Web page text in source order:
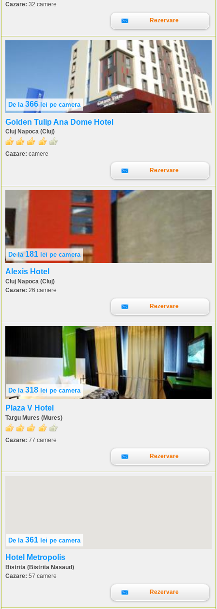
Cazare: 32 camere
Rezervare
De la 366 lei pe camera
Golden Tulip Ana Dome Hotel
Cluj Napoca (Cluj)
Cazare: camere
Rezervare
De la 181 lei pe camera
Alexis Hotel
Cluj Napoca (Cluj)
Cazare: 26 camere
Rezervare
De la 318 lei pe camera
Plaza V Hotel
Targu Mures (Mures)
Cazare: 77 camere
Rezervare
De la 361 lei pe camera
Hotel Metropolis
Bistrita (Bistrita Nasaud)
Cazare: 57 camere
Rezervare